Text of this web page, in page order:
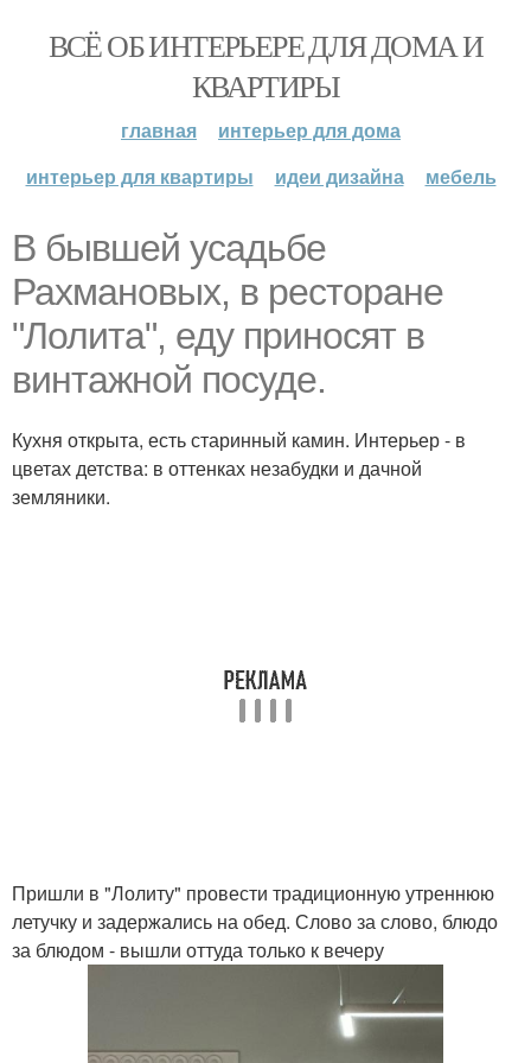
ВСЁ ОБ ИНТЕРЬЕРЕ ДЛЯ ДОМА И
КВАРТИРЫ
главная
интерьер для дома
интерьер для квартиры
идеи дизайна мебель
В бывшей усадьбе
Рахмановых, в ресторане
"Лолита", еду приносят в
винтажной посуде.
Кухня открыта, есть старинный камин. Интерьер - в
цветах детства: в оттенках незабудки и дачной
земляники.
Пришли в "Лолиту" провести традиционную утреннюю
летучку и задержались на обед. Слово за слово, блюдо
за блюдом - вышли оттуда только к вечеру